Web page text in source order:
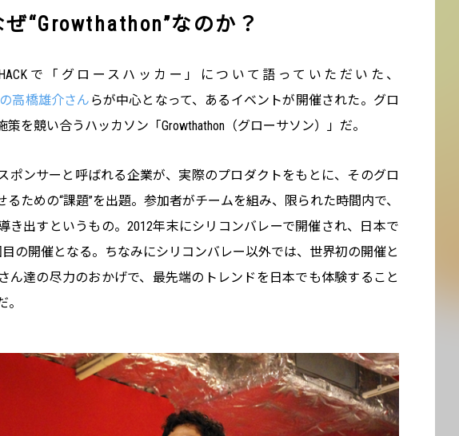
“Growthathon”なのか？
HACKで「グロースハッカー」について語っていただいた、
高橋雄介さん らが中心となって、あるイベントが開催された。グロ
策を競い合うハッカソン「Growthathon（グローサソン）」だ。
ポンサーと呼ばれる企業が、実際のプロダクトをもとに、そのグロ
るための“課題”を出題。参加者がチームを組み、限られた時間内で、
き出すというもの。2012年末にシリコンバレーで開催され、日本で
の開催となる。ちなみにシリコンバレー以外では、世界初の開催と
ん達の尽力のおかげで、最先端のトレンドを日本でも体験すること